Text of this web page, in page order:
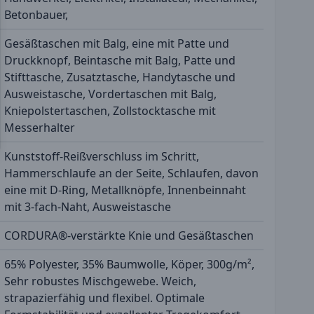
Betonbauer,
Gesäßtaschen mit Balg, eine mit Patte und
Druckknopf, Beintasche mit Balg, Patte und
Stifttasche, Zusatztasche, Handytasche und
Ausweistasche, Vordertaschen mit Balg,
Kniepolstertaschen, Zollstocktasche mit
Messerhalter
Kunststoff-Reißverschluss im Schritt,
Hammerschlaufe an der Seite, Schlaufen, davon
eine mit D-Ring, Metallknöpfe, Innenbeinnaht
mit 3-fach-Naht, Ausweistasche
CORDURA®-verstärkte Knie und Gesäßtaschen
65% Polyester, 35% Baumwolle, Köper, 300g/m²,
Sehr robustes Mischgewebe. Weich,
strapazierfähig und flexibel. Optimale